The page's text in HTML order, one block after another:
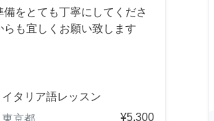
をとても丁寧にしてくださ
も宜しくお願い致します
イタリア語レッスン
¥5,300